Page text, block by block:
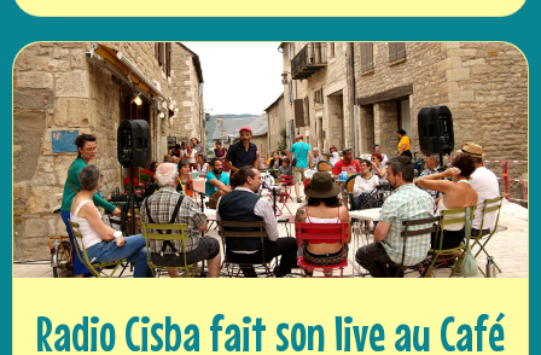
Radio Cisba fait son live au Café